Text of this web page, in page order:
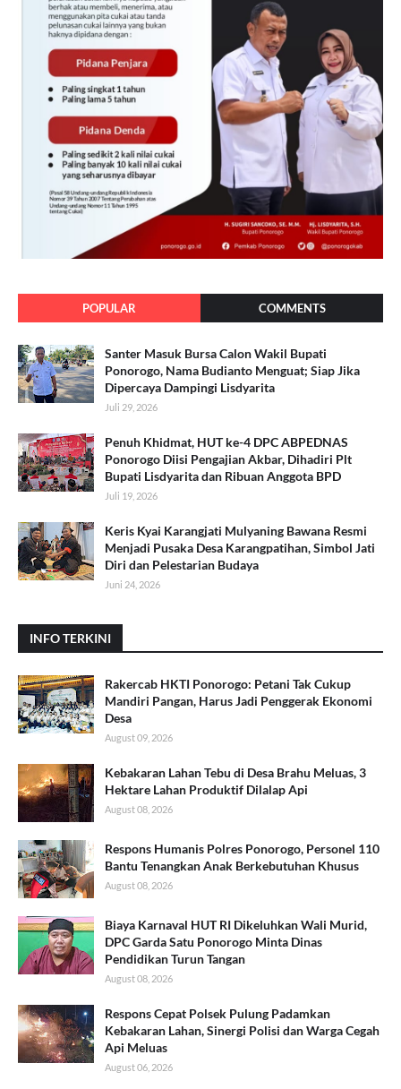
POPULAR COMMENTS
Santer Masuk Bursa Calon Wakil Bupati
Ponorogo, Nama Budianto Menguat; Siap Jika
Dipercaya Dampingi Lisdyarita
Juli 29, 2026
Penuh Khidmat, HUT ke-4 DPC ABPEDNAS
Ponorogo Diisi Pengajian Akbar, Dihadiri Plt
Bupati Lisdyarita dan Ribuan Anggota BPD
Juli 19, 2026
Keris Kyai Karangjati Mulyaning Bawana Resmi
Menjadi Pusaka Desa Karangpatihan, Simbol Jati
Diri dan Pelestarian Budaya
Juni 24, 2026
INFO TERKINI
Rakercab HKTI Ponorogo: Petani Tak Cukup
Mandiri Pangan, Harus Jadi Penggerak Ekonomi
Desa
August 09, 2026
Kebakaran Lahan Tebu di Desa Brahu Meluas, 3
Hektare Lahan Produktif Dilalap Api
August 08, 2026
Respons Humanis Polres Ponorogo, Personel 110
Bantu Tenangkan Anak Berkebutuhan Khusus
August 08, 2026
Biaya Karnaval HUT RI Dikeluhkan Wali Murid,
DPC Garda Satu Ponorogo Minta Dinas
Pendidikan Turun Tangan
August 08, 2026
Respons Cepat Polsek Pulung Padamkan
Kebakaran Lahan, Sinergi Polisi dan Warga Cegah
Api Meluas
August 06, 2026